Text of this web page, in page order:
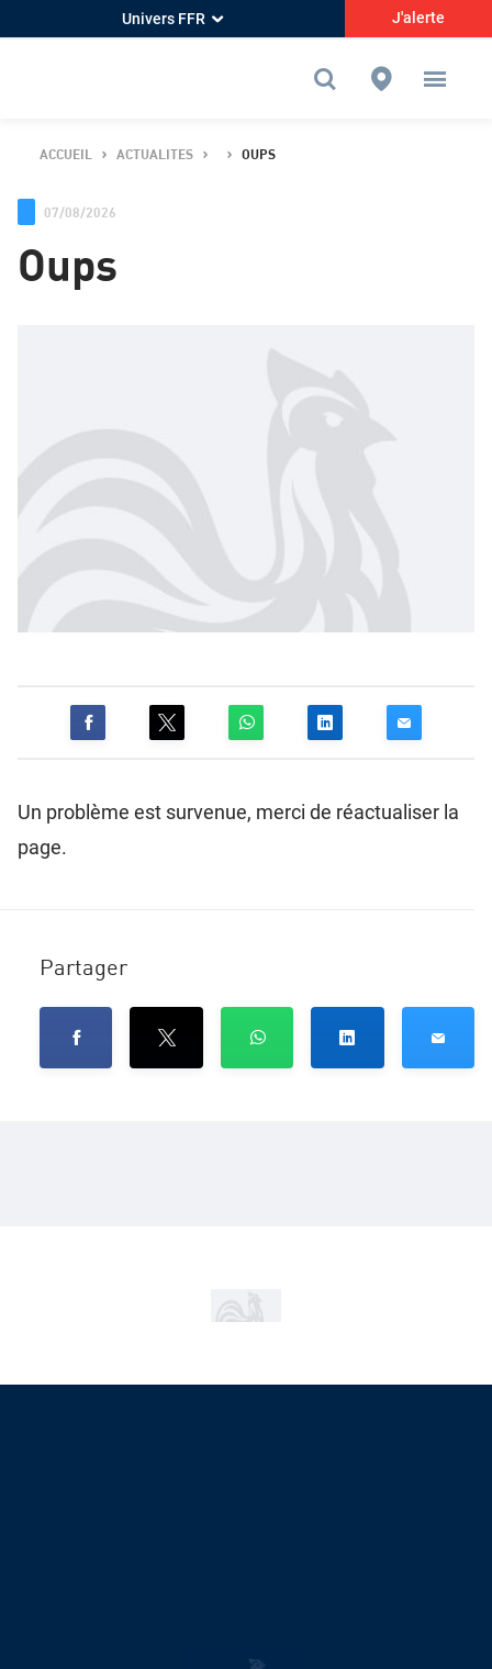
Univers FFR J'alerte
ACCUEIL ACTUALITES OUPS
07/08/2026
Oups
Un problème est survenue, merci de réactualiser la
page.
Partager